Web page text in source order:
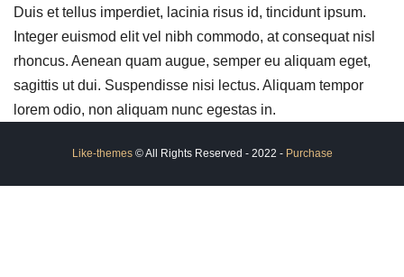
Duis et tellus imperdiet, lacinia risus id, tincidunt ipsum.
Integer euismod elit vel nibh commodo, at consequat nisl
rhoncus. Aenean quam augue, semper eu aliquam eget,
sagittis ut dui. Suspendisse nisi lectus. Aliquam tempor
lorem odio, non aliquam nunc egestas in.
Like-themes© All Rights Reserved - 2022 - Purchase